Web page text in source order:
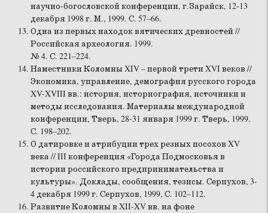
научно-богословской конференции, г.Зарайск, 12-13
декабря 1998 г. М., 1999. С. 57–66.
Одна из первых находок вятических древностей //
Российская археология. 1999.
№ 4. С. 221–224.
Наместники Коломны XIV – первой трети XVI веков //
Экономика, управление, демография русского города
XV-XVIII вв.: история, историография, источники и
методы исследования. Материалы международной
конференции, Тверь, 28-31 января 1999 г. Тверь, 1999.
С. 198–202.
О датировке и атрибуции трех резных посохов XV
века // III конференция «Города Подмосковья в
истории российского предпринимательства и
культуры». Доклады, сообщения, тезисы. Серпухов, 3-
4 декабря 1999 г. Серпухов, 1999, С. 102–112.
Развитие Коломны в XII-XV вв. на фоне